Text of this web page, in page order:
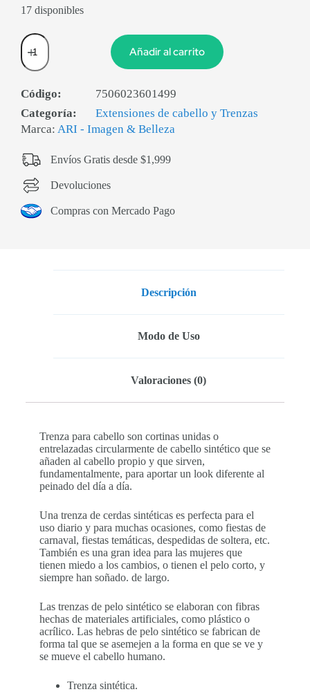
17 disponibles
Añadir al carrito
Código:
7506023601499
Categoría:
Extensiones de cabello y Trenzas
Marca: ARI - Imagen & Belleza
Envíos Gratis desde $1,999
Devoluciones
Compras con Mercado Pago
Descripción
Modo de Uso
Valoraciones (0)
Trenza para cabello son cortinas unidas o
entrelazadas circularmente de cabello sintético que se
añaden al cabello propio y que sirven,
fundamentalmente, para aportar un look diferente al
peinado del día a día.
Una trenza de cerdas sintéticas es perfecta para el
uso diario y para muchas ocasiones, como fiestas de
carnaval, fiestas temáticas, despedidas de soltera, etc.
También es una gran idea para las mujeres que
tienen miedo a los cambios, o tienen el pelo corto, y
siempre han soñado. de largo.
Las trenzas de pelo sintético se elaboran con fibras
hechas de materiales artificiales, como plástico o
acrílico. Las hebras de pelo sintético se fabrican de
forma tal que se asemejen a la forma en que se ve y
se mueve el cabello humano.
Trenza sintética.